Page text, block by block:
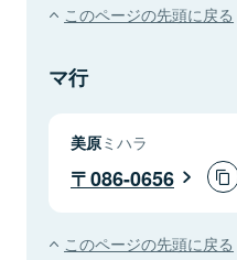
このページの先頭に戻る
マ行
美原ミハラ
086-0656
このページの先頭に戻る